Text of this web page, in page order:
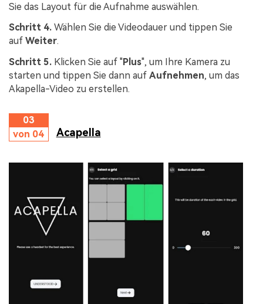
Sie das Layout für die Aufnahme auswählen.
Schritt 4. Wählen Sie die Videodauer und tippen Sie
auf Weiter.
Schritt 5. Klicken Sie auf "Plus", um Ihre Kamera zu
starten und tippen Sie dann auf Aufnehmen, um das
Akapella-Video zu erstellen.
03
von 04
Acapella